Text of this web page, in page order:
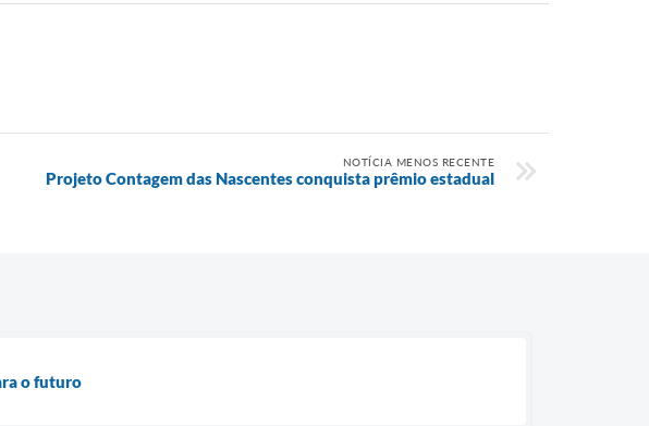
NOTÍCIA MENOS RECENTE
Projeto Contagem das Nascentes conquista prêmio estadual
o futuro